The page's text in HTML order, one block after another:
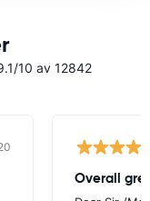
10 av 12842
Overall